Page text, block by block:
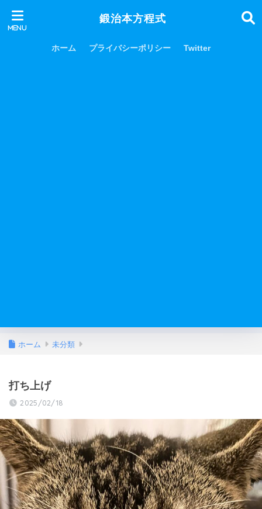
鍛治本方程式
ホーム プライバシーポリシー Twitter
ホーム 未分類
打ち上げ
2025/02/18